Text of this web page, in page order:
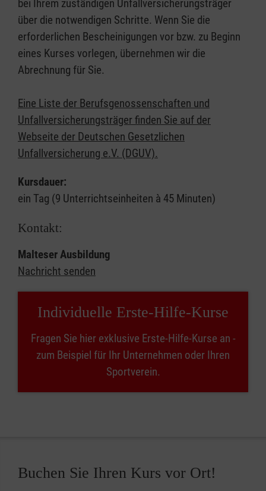
bei Ihrem zuständigen Unfallversicherungsträger
über die notwendigen Schritte. Wenn Sie die
erforderlichen Bescheinigungen vor bzw. zu Beginn
eines Kurses vorlegen, übernehmen wir die
Abrechnung für Sie.
Eine Liste der Berufsgenossenschaften und
Unfallversicherungsträger finden Sie auf der
Webseite der Deutschen Gesetzlichen
Unfallversicherung e.V. (DGUV).
Kursdauer:
ein Tag (9 Unterrichtseinheiten à 45 Minuten)
Kontakt:
Malteser Ausbildung
Nachricht senden
Individuelle Erste-Hilfe-Kurse
Fragen Sie hier exklusive Erste-Hilfe-Kurse an -
zum Beispiel für Ihr Unternehmen oder Ihren
Sportverein.
Buchen Sie Ihren Kurs vor Ort!